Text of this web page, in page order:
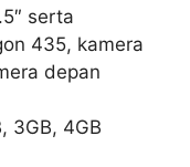
serta
435, kamera
depan
3GB, 4GB